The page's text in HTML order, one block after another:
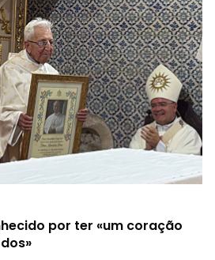
por ter «um coração